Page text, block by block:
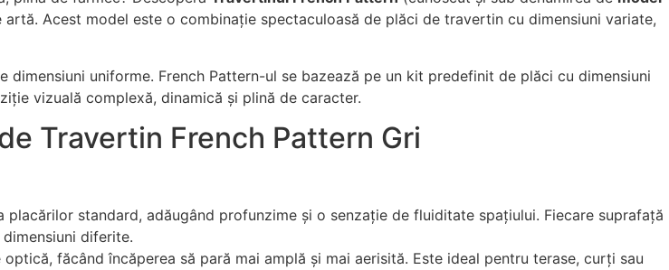
Acest model este o combinație spectaculoasă de plăci de travertin cu dimensiuni variate,
dimensiuni uniforme. French Pattern-ul se bazează pe un kit predefinit de plăci cu dimensiuni
vizuală complexă, dinamică și plină de caracter.
Travertin French Pattern Gri
placărilor standard, adăugând profunzime și o senzație de fluiditate spațiului. Fiecare suprafață
diferite.
făcând încăperea să pară mai amplă și mai aerisită. Este ideal pentru terase, curți sau